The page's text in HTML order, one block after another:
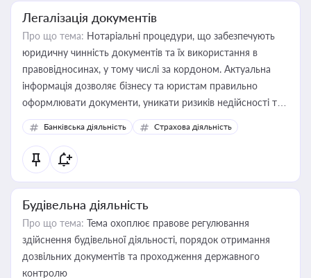
Легалізація документів
Про що тема: Нотаріальні процедури, що забезпечують
юридичну чинність документів та їх використання в
правовідносинах, у тому числі за кордоном. Актуальна
інформація дозволяє бізнесу та юристам правильно
оформлювати документи, уникати ризиків недійсності та
забезпечувати їх належне прийняття органами влади та
контрагентами
Банківська діяльність Страхова діяльність
Будівельна діяльність
Про що тема: Тема охоплює правове регулювання
здійснення будівельної діяльності, порядок отримання
дозвільних документів та проходження державного
контролю